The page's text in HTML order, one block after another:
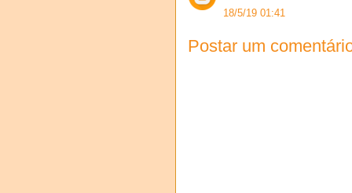
18/5/19 01:41
Postar um